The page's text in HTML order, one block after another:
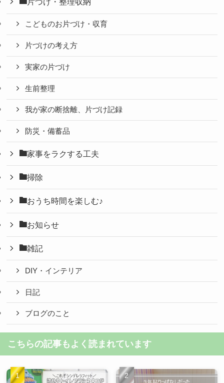
こどものお片づけ・収育
片づけの考え方
実家の片づけ
生前整理
我が家の断捨離、片づけ記録
防災・備蓄品
家事をラクする工夫
掃除
おうち時間を楽しむ♪
お知らせ
雑記
DIY・インテリア
日記
ブログのこと
こちらの記事もよく読まれています